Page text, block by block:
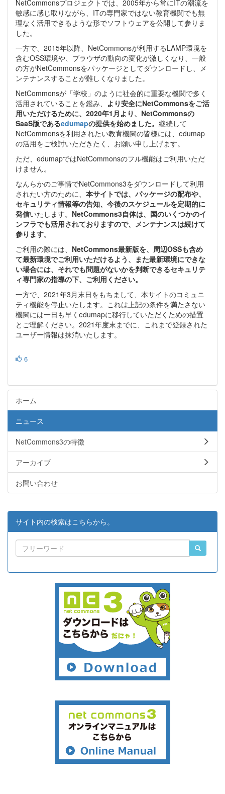
NetCommonsプロジェクトでは、2005年から常にITの潮流を
敏感に感じ取りながら、ITの専門家ではない教育機関でも無
理なく活用できるような形でソフトウェアを公開して参りま
した。
一方で、2015年以降、NetCommonsが利用するLAMP環境を
含むOSS環境や、ブラウザの動向の変化が激しくなり、一般
の方がNetCommonsをパッケージとしてダウンロードし、メ
ンテナンスすることが難しくなりました。
NetCommonsが「学校」のように社会的に重要な機関で多く
活用されていることを鑑み、 より安全にNetCommonsをご活
用いただけるために、2020年1月より、NetCommonsの
SaaS版であるedumapの提供を始めました。 継続して
NetCommonsを利用されたい教育機関の皆様には、edumap
の活用をご検討いただきたく、お願い申し上げます。
ただ、edumapではNetCommonsのフル機能はご利用いただ
けません。
なんらかのご事情でNetCommons3をダウンロードして利用
されたい方のために、 本サイトでは、パッケージの配布や、
セキュリティ情報等の告知、今後のスケジュールを定期的に
発信いたします。 NetCommons3自体は、国のいくつかのイ
ンフラでも活用されておりますので、メンテナンスは続けて
参ります。
ご利用の際には、 NetCommons最新版を、周辺OSSも含め
て最新環境でご利用いただけるよう、また最新環境にできな
い場合には、それでも問題がないかを判断できるセキュリテ
ィ専門家の指導の下、ご利用ください。
一方で、2021年3月末日をもちまして、本サイトのコミュニ
ティ機能を停止いたします。これは上記の条件を満たさない
機関には一日も早くedumapに移行していただくための措置
とご理解ください。2021年度末までに、これまで登録された
ユーザー情報は抹消いたします。
6
ホーム
ニュース
NetCommons3の特徴
アーカイブ
お問い合わせ
サイト内の検索はこちらから。